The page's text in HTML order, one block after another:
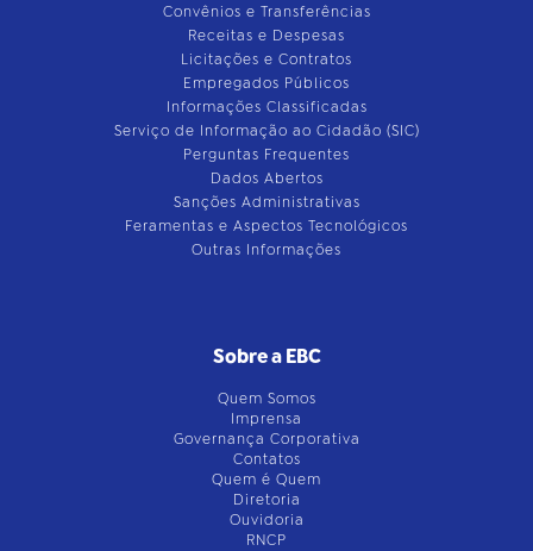
Convênios e Transferências
Receitas e Despesas
Licitações e Contratos
Empregados Públicos
Informações Classificadas
Serviço de Informação ao Cidadão (SIC)
Perguntas Frequentes
Dados Abertos
Sanções Administrativas
Feramentas e Aspectos Tecnológicos
Outras Informações
Sobre a EBC
Quem Somos
Imprensa
Governança Corporativa
Contatos
Quem é Quem
Diretoria
Ouvidoria
RNCP